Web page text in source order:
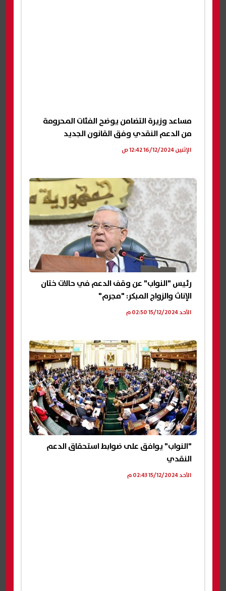
مساعد وزيرة التضامن يوضح الفئات المحرومة
من الدعم النقدي وفق القانون الجديد
الإثنين 16/12/2024 12:42 ص
رئيس "النواب" عن وقف الدعم في حالات ختان
الإناث والزواج المبكر: "مجرم"
الأحد 15/12/2024 02:50 م
"النواب" يوافق على ضوابط استحقاق الدعم
النقدي
الأحد 15/12/2024 02:43 م